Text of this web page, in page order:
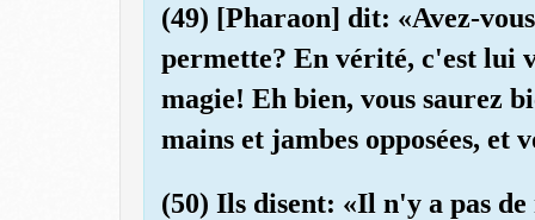
(49) [Pharaon] dit: «Avez-
permette? En vérité, c'est lui
magie! Eh bien, vous saurez
mains et jambes opposées, et
(50) Ils disent: «Il n'y a pas